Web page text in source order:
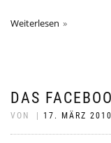
Weiterlesen
DAS
VON 17. MÄRZ 2010